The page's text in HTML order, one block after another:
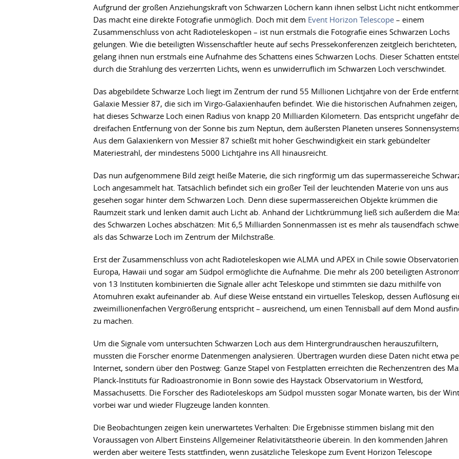
Aufgrund der großen Anziehungskraft von Schwarzen Löchern kann ihnen selbst Licht nicht
Das macht eine direkte Fotografie unmöglich. Doch mit dem Event Horizon Telescope – einem
Zusammenschluss von acht Radioteleskopen – ist nun erstmals die Fotografie eines Schwarzen Lochs
gelungen. Wie die beteiligten Wissenschaftler heute auf sechs Pressekonferenzen zeitgleich berichteten,
gelang ihnen nun erstmals eine Aufnahme des Schattens eines Schwarzen Lochs. Dieser Schatten
durch die Strahlung des verzerrten Lichts, wenn es unwiderruflich im Schwarzen Loch verschwindet.
Das abgebildete Schwarze Loch liegt im Zentrum der rund 55 Millionen Lichtjahre von der Erde
Galaxie Messier 87, die sich im Virgo-Galaxienhaufen befindet. Wie die historischen Aufnahmen zeigen,
hat dieses Schwarze Loch einen Radius von knapp 20 Milliarden Kilometern. Das entspricht ungefähr
dreifachen Entfernung von der Sonne bis zum Neptun, dem äußersten Planeten unseres
Aus dem Galaxienkern von Messier 87 schießt mit hoher Geschwindigkeit ein stark gebündelter
Materiestrahl, der mindestens 5000 Lichtjahre ins All hinausreicht.
Das nun aufgenommene Bild zeigt heiße Materie, die sich ringförmig um das supermassereiche
Loch angesammelt hat. Tatsächlich befindet sich ein großer Teil der leuchtenden Materie von uns aus
gesehen sogar hinter dem Schwarzen Loch. Denn diese supermassereichen Objekte krümmen die
Raumzeit stark und lenken damit auch Licht ab. Anhand der Lichtkrümmung ließ sich außerdem die
des Schwarzen Loches abschätzen: Mit 6,5 Milliarden Sonnenmassen ist es mehr als tausendfach
als das Schwarze Loch im Zentrum der Milchstraße.
Erst der Zusammenschluss von acht Radioteleskopen wie ALMA und APEX in Chile sowie
Europa, Hawaii und sogar am Südpol ermöglichte die Aufnahme. Die mehr als 200 beteiligten
von 13 Instituten kombinierten die Signale aller acht Teleskope und stimmten sie dazu mithilfe von
Atomuhren exakt aufeinander ab. Auf diese Weise entstand ein virtuelles Teleskop, dessen Auflösung
zweimillionenfachen Vergrößerung entspricht – ausreichend, um einen Tennisball auf dem Mond
zu machen.
Um die Signale vom untersuchten Schwarzen Loch aus dem Hintergrundrauschen herauszufiltern,
mussten die Forscher enorme Datenmengen analysieren. Übertragen wurden diese Daten nicht etwa
Internet, sondern über den Postweg: Ganze Stapel von Festplatten erreichten die Rechenzentren des
Planck-Instituts für Radioastronomie in Bonn sowie des Haystack Observatorium in Westford,
Massachusetts. Die Forscher des Radioteleskops am Südpol mussten sogar Monate warten, bis der
vorbei war und wieder Flugzeuge landen konnten.
Die Beobachtungen zeigen kein unerwartetes Verhalten: Die Ergebnisse stimmen bislang mit den
Voraussagen von Albert Einsteins Allgemeiner Relativitätstheorie überein. In den kommenden Jahren
werden aber weitere Tests stattfinden, wenn zusätzliche Teleskope zum Event Horizon Telescope